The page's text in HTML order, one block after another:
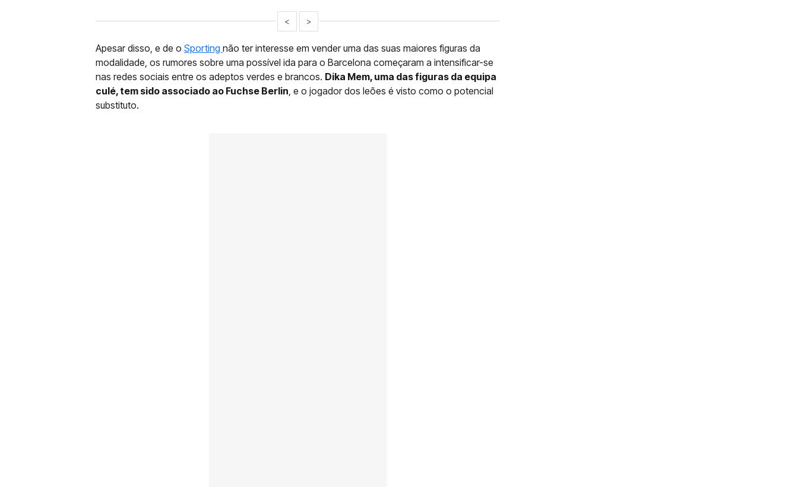
< >
Apesar disso, e de o Sporting não ter interesse em vender uma das suas maiores figuras da
modalidade, os rumores sobre uma possível ida para o Barcelona começaram a intensificar-se
nas redes sociais entre os adeptos verdes e brancos. Dika Mem, uma das figuras da equipa
culé, tem sido associado ao Fuchse Berlin , e o jogador dos leões é visto como o potencial
substituto.